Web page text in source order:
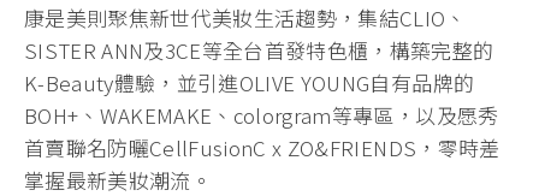
康是美則聚焦新世代美妝生活趨勢，集結CLIO、
SISTER ANN及3CE等全台首發特色櫃，構築完整的
K-Beauty體驗，並引進OLIVE YOUNG自有品牌的
BOH+、WAKEMAKE、colorgram等專區，以及愿秀
首賣聯名防曬CellFusionC x ZO&FRIENDS，零時差
掌握最新美妝潮流。